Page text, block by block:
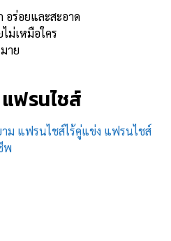
อร่อยและสะอาด
ม่เหมือใคร
าย
ฟรนไชส์
ม แฟรนไชส์ไร้คู่แข่ง แฟรนไชส์
พ